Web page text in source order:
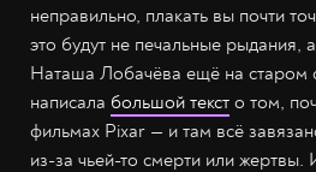
неправильно, плакать вы почти
это будут не печальные рыдания,
Наташа Лобачёва ещё на старом
написала большой текст о том,
фильмах Pixar — и там всё
из-за чьей-то смерти или жертвы.